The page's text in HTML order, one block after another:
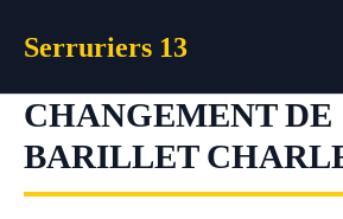
Serruriers 13
CHANGEMENT DE
BARILLET